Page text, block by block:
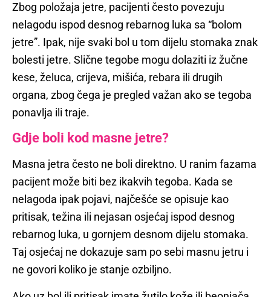
Zbog položaja jetre, pacijenti često povezuju
nelagodu ispod desnog rebarnog luka sa “bolom
jetre”. Ipak, nije svaki bol u tom dijelu stomaka znak
bolesti jetre. Slične tegobe mogu dolaziti iz žučne
kese, želuca, crijeva, mišića, rebara ili drugih
organa, zbog čega je pregled važan ako se tegoba
ponavlja ili traje.
Gdje boli kod masne jetre?
Masna jetra često ne boli direktno. U ranim fazama
pacijent može biti bez ikakvih tegoba. Kada se
nelagoda ipak pojavi, najčešće se opisuje kao
pritisak, težina ili nejasan osjećaj ispod desnog
rebarnog luka, u gornjem desnom dijelu stomaka.
Taj osjećaj ne dokazuje sam po sebi masnu jetru i
ne govori koliko je stanje ozbiljno.